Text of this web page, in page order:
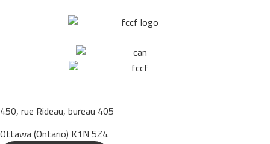
450, rue Rideau, bureau 405
Ottawa (Ontario) K1N 5Z4